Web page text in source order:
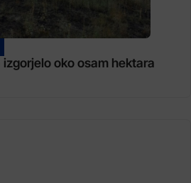
oko osam hektara